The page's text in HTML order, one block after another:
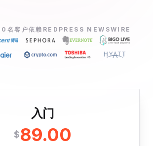
名客户依赖REDPRESS NEWSWIRE
入门
$89.00